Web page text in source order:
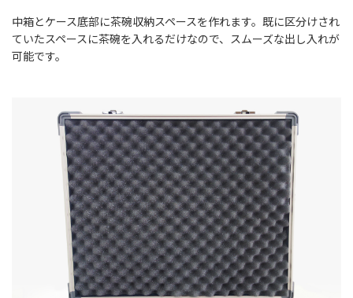
中箱とケース底部に茶碗収納スペースを作れます。既に区分けされ
ていたスペースに茶碗を入れるだけなので、スムーズな出し入れが
可能です。